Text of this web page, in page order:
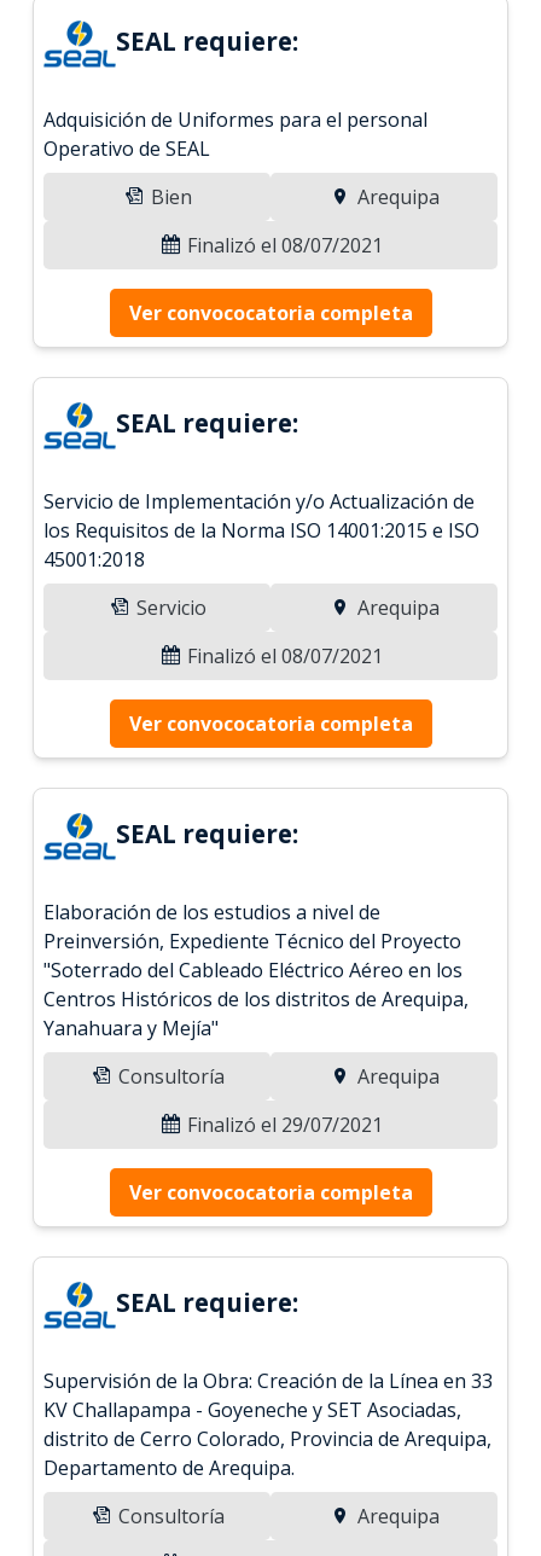
SEAL requiere:
Adquisición de Uniformes para el personal
Operativo de SEAL
Bien
Arequipa
Finalizó el 08/07/2021
Ver convococatoria completa
SEAL requiere:
Servicio de Implementación y/o Actualización de
los Requisitos de la Norma ISO 14001:2015 e ISO
45001:2018
Servicio
Arequipa
Finalizó el 08/07/2021
Ver convococatoria completa
SEAL requiere:
Elaboración de los estudios a nivel de
Preinversión, Expediente Técnico del Proyecto
"Soterrado del Cableado Eléctrico Aéreo en los
Centros Históricos de los distritos de Arequipa,
Yanahuara y Mejía"
Consultoría
Arequipa
Finalizó el 29/07/2021
Ver convococatoria completa
SEAL requiere:
Supervisión de la Obra: Creación de la Línea en 33
KV Challapampa - Goyeneche y SET Asociadas,
distrito de Cerro Colorado, Provincia de Arequipa,
Departamento de Arequipa.
Consultoría
Arequipa